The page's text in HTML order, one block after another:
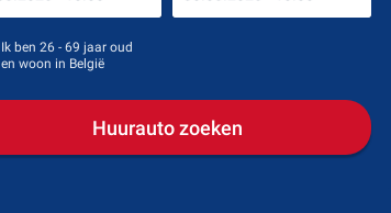
Ik ben 26 - 69 jaar oud
en woon in België
Huurauto zoeken